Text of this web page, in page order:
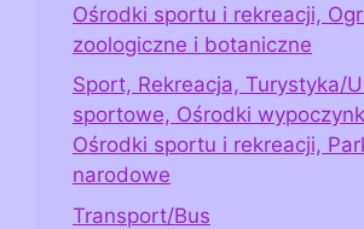
Ośrodki sportu i rekreacji,
zoologiczne i botaniczne
Sport, Rekreacja, Turystyka/
sportowe, Ośrodki
Ośrodki sportu i rekreacji,
narodowe
Transport/Bus